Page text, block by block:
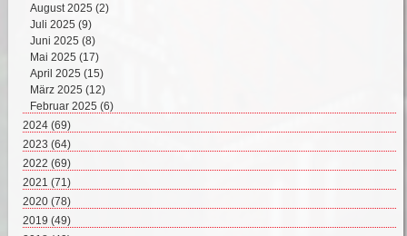
August 2025 (2)
Juli 2025 (9)
Juni 2025 (8)
Mai 2025 (17)
April 2025 (15)
März 2025 (12)
Februar 2025 (6)
2024 (69)
Dezember 2024 (2)
November 2024 (11)
Oktober 2024 (7)
September 2024 (4)
August 2024 (4)
Juli 2024 (4)
2023 (64)
Dezember 2023 (2)
November 2023 (8)
Oktober 2023 (4)
September 2023 (4)
August 2023 (6)
2022 (69)
Dezember 2022 (8)
November 2022 (4)
Oktober 2022 (10)
September 2022 (5)
2021 (71)
Dezember 2021 (8)
November 2021 (7)
Oktober 2021 (5)
2020 (78)
Dezember 2020 (7)
2019 (49)